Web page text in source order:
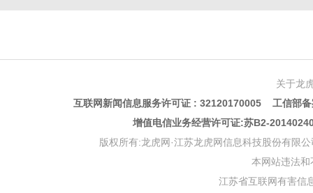
关于龙
互联网新闻信息服务许可证 : 32120170005 工信部
增值电信业务经营许可证:苏B2-
版权所有:龙虎网·江苏龙虎网信息科技股份有限
本网站违法
江苏省互联网有害